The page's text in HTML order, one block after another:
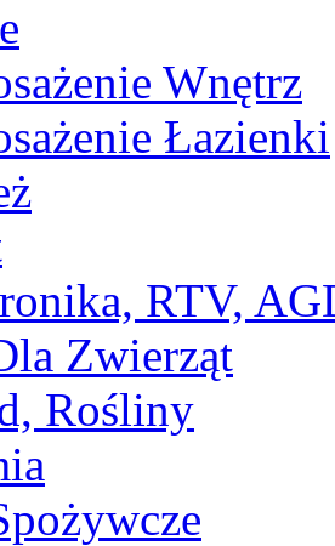
Wnętrz
Łazienki
RTV,
Zwierząt
Rośliny